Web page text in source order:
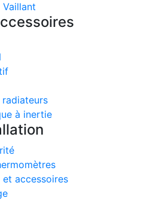
Vaillant
à inertie
et accessoires